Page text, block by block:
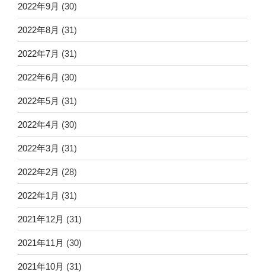
2022年9月 (30)
2022年8月 (31)
2022年7月 (31)
2022年6月 (30)
2022年5月 (31)
2022年4月 (30)
2022年3月 (31)
2022年2月 (28)
2022年1月 (31)
2021年12月 (31)
2021年11月 (30)
2021年10月 (31)